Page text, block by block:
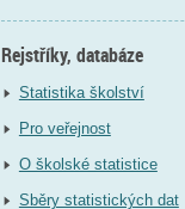
Rejstříky, databáze
Statistika školství
Pro veřejnost
O školské statistice
Sběry statistických dat